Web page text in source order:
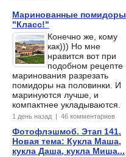
Маринованные помидоры
"Класс!"
Конечно же, кому
как))) Но мне
нравится вот при
подобном рецепте
маринования разрезать
помидоры на половинки. И
маринуются лучше, и
компактнее укладываются.
1 день назад | 46 комментариев
Фотофлэшмоб. Этап 141.
Новая тема: Кукла Маша,
кукла Даша, кукла Миша...